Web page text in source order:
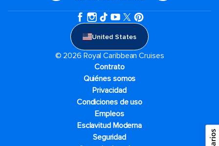
United States
© 2026 Royal Caribbean Cruises
Contrato
Quiénes somos
Privacidad
Condiciones de uso
Empleos
Esclavitud Moderna
Seguridad